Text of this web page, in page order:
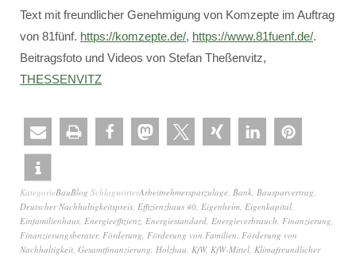
Text mit freundlicher Genehmigung von Komzepte im Auftrag
von 81fünf. https://komzepte.de/, https://www.81fuenf.de/.
Beitragsfoto und Videos von Stefan Theßenvitz,
THESSENVITZ
KategorieBauBlog SchlagwörterArbeitnehmersparzulage, Bank, Bausparvertrag,
Deutscher Nachhaltigkeitspreis, Effizienzhaus 40, Eigenheim, Eigenkapital,
Einfamilienhaus, Energieeffizienz, Energiestandard, Energieverbrauch, Finanzierung,
Finanzierungsberater, Förderung, Förderung von Familien, Förderung von
Nachhaltigkeit, Gesamtfinanzierung, Holzbau, KfW, KfW-Mittel, Klimafreundlicher